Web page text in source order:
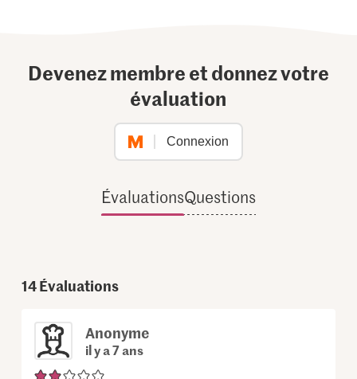
Devenez membre et donnez votre
évaluation
Connexion
ÉvaluationsQuestions
14Évaluations
Anonyme
il y a 7 ans